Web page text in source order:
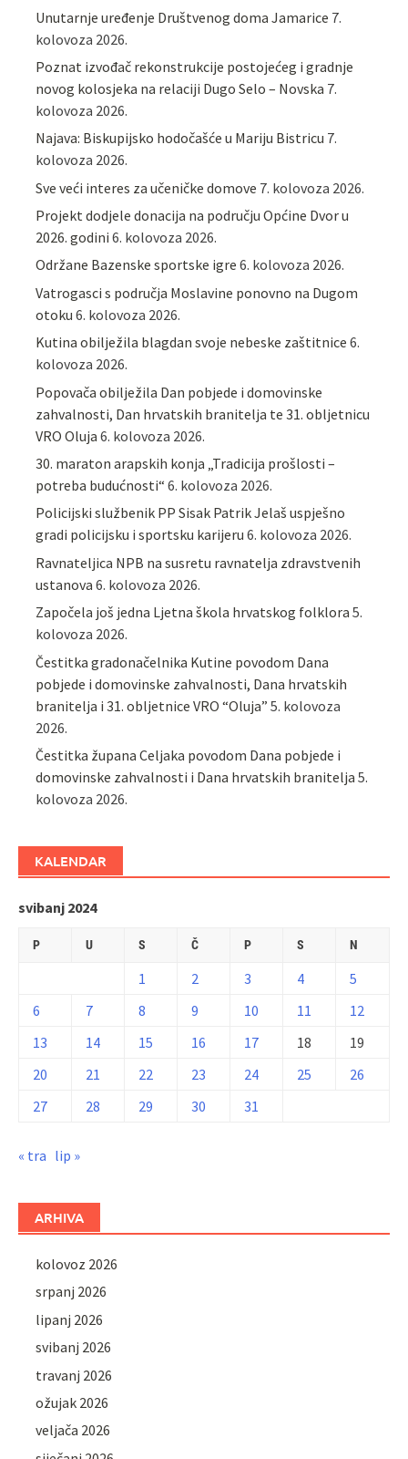
Unutarnje uređenje Društvenog doma Jamarice 7.
kolovoza 2026.
Poznat izvođač rekonstrukcije postojećeg i gradnje
novog kolosjeka na relaciji Dugo Selo – Novska 7.
kolovoza 2026.
Najava: Biskupijsko hodočašće u Mariju Bistricu 7.
kolovoza 2026.
Sve veći interes za učeničke domove 7. kolovoza 2026.
Projekt dodjele donacija na području Općine Dvor u
2026. godini 6. kolovoza 2026.
Održane Bazenske sportske igre 6. kolovoza 2026.
Vatrogasci s područja Moslavine ponovno na Dugom
otoku 6. kolovoza 2026.
Kutina obilježila blagdan svoje nebeske zaštitnice 6.
kolovoza 2026.
Popovača obilježila Dan pobjede i domovinske
zahvalnosti, Dan hrvatskih branitelja te 31. obljetnicu
VRO Oluja 6. kolovoza 2026.
30. maraton arapskih konja „Tradicija prošlosti –
potreba budućnosti“ 6. kolovoza 2026.
Policijski službenik PP Sisak Patrik Jelaš uspješno
gradi policijsku i sportsku karijeru 6. kolovoza 2026.
Ravnateljica NPB na susretu ravnatelja zdravstvenih
ustanova 6. kolovoza 2026.
Započela još jedna Ljetna škola hrvatskog folklora 5.
kolovoza 2026.
Čestitka gradonačelnika Kutine povodom Dana
pobjede i domovinske zahvalnosti, Dana hrvatskih
branitelja i 31. obljetnice VRO “Oluja” 5. kolovoza
2026.
Čestitka župana Celjaka povodom Dana pobjede i
domovinske zahvalnosti i Dana hrvatskih branitelja 5.
kolovoza 2026.
KALENDAR
svibanj 2024
P U S Č P S N
1 2 3 4
5
6
7 8 9 10 11
12
13
14 15 16 17 18
19
20
21 22 23 24 25
26
27
28 29 30 31
« tra lip »
ARHIVA
kolovoz 2026
srpanj 2026
lipanj 2026
svibanj 2026
travanj 2026
ožujak 2026
veljača 2026